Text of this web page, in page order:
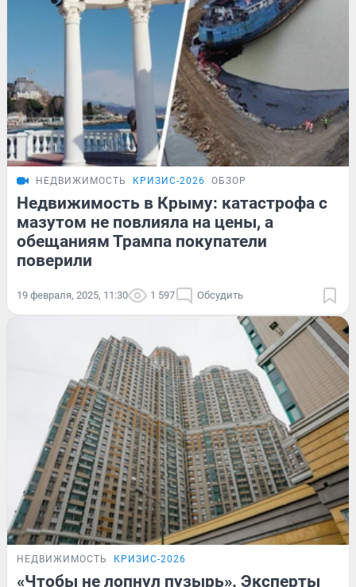
НЕДВИЖИМОСТЬ КРИЗИС-2026 ОБЗОР
Недвижимость в Крыму: катастрофа с
мазутом не повлияла на цены, а
обещаниям Трампа покупатели
поверили
19 февраля, 2025, 11:30 1 597 Обсудить
НЕДВИЖИМОСТЬ КРИЗИС-2026
«Чтобы не лопнул пузырь». Эксперты